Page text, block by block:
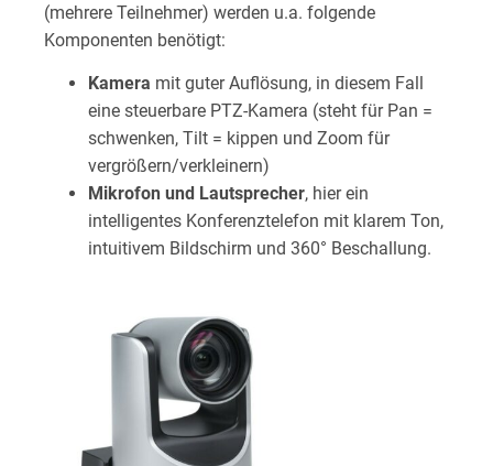
(mehrere Teilnehmer) werden u.a. folgende
Komponenten benötigt:
Kamera mit guter Auflösung, in diesem Fall
eine steuerbare PTZ-Kamera (steht für Pan =
schwenken, Tilt = kippen und Zoom für
vergrößern/verkleinern)
Mikrofon und Lautsprecher, hier ein
intelligentes Konferenztelefon mit klarem Ton,
intuitivem Bildschirm und 360° Beschallung.